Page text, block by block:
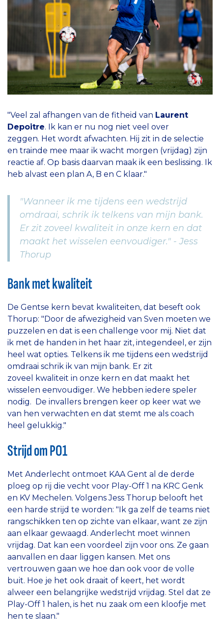
"Veel zal afhangen van de fitheid van Laurent
Depoitre. Ik kan er nu nog niet veel over
zeggen. Het wordt afwachten. Hij zit in de selectie
en trainde mee maar ik wacht morgen (vrijdag) zijn
reactie af. Op basis daarvan maak ik een beslissing. Ik
heb alvast een plan A, B en C klaar."
"Wanneer ik me tijdens een wedstrijd
omdraai, schrik ik telkens van mijn bank.
Er zit zoveel kwaliteit in onze kern en dat
maakt het wisselen eenvoudiger." - Jess
Thorup
Bank met kwaliteit
De Gentse kern bevat kwaliteiten, dat beseft ook
Thorup: "Door de afwezigheid van Sven moeten we
puzzelen en dat is een challenge voor mij. Niet dat
ik met de handen in het haar zit, integendeel, er zijn
heel wat opties. Telkens ik me tijdens een wedstrijd
omdraai schrik ik van mijn bank. Er zit
zoveel kwaliteit in onze kern en dat maakt het
wisselen eenvoudiger. We hebben iedere speler
nodig. De invallers brengen keer op keer wat we
van hen verwachten en dat stemt me als coach
heel gelukkig."
Strijd om PO1
Met Anderlecht ontmoet KAA Gent al de derde
ploeg op rij die vecht voor Play-Off 1 na KRC Genk
en KV Mechelen. Volgens Jess Thorup belooft het
een harde strijd te worden: "Ik ga zelf de teams niet
rangschikken ten op zichte van elkaar, want ze zijn
aan elkaar gewaagd. Anderlecht moet winnen
vrijdag. Dat kan een voordeel zijn voor ons. Ze gaan
aanvallen en daar liggen kansen. Met ons
vertrouwen gaan we hoe dan ook voor de volle
buit. Hoe je het ook draait of keert, het wordt
alweer een belangrijke wedstrijd vrijdag. Stel dat ze
Play-Off 1 halen, is het nu zaak om een kloofje met
hen te slaan."